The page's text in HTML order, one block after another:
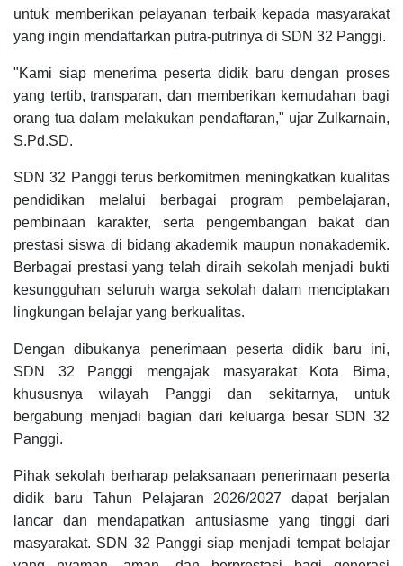
untuk memberikan pelayanan terbaik kepada masyarakat
yang ingin mendaftarkan putra-putrinya di SDN 32 Panggi.
"Kami siap menerima peserta didik baru dengan proses
yang tertib, transparan, dan memberikan kemudahan bagi
orang tua dalam melakukan pendaftaran," ujar Zulkarnain,
S.Pd.SD.
SDN 32 Panggi terus berkomitmen meningkatkan kualitas
pendidikan melalui berbagai program pembelajaran,
pembinaan karakter, serta pengembangan bakat dan
prestasi siswa di bidang akademik maupun nonakademik.
Berbagai prestasi yang telah diraih sekolah menjadi bukti
kesungguhan seluruh warga sekolah dalam menciptakan
lingkungan belajar yang berkualitas.
Dengan dibukanya penerimaan peserta didik baru ini,
SDN 32 Panggi mengajak masyarakat Kota Bima,
khususnya wilayah Panggi dan sekitarnya, untuk
bergabung menjadi bagian dari keluarga besar SDN 32
Panggi.
Pihak sekolah berharap pelaksanaan penerimaan peserta
didik baru Tahun Pelajaran 2026/2027 dapat berjalan
lancar dan mendapatkan antusiasme yang tinggi dari
masyarakat. SDN 32 Panggi siap menjadi tempat belajar